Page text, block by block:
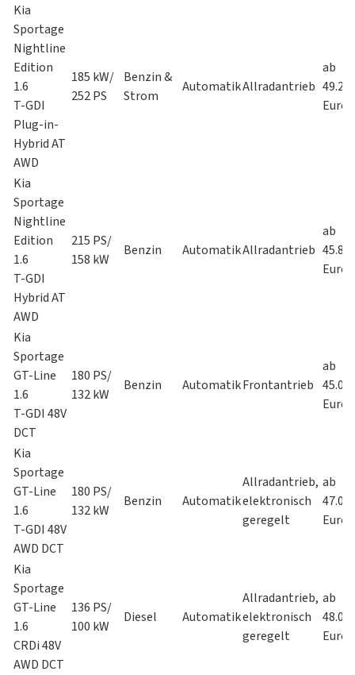
Kia
Sportage
Nightline
Edition
1.6
T-GDI
Plug-in-
Hybrid AT
AWD
185 kW/
252 PS
Benzin &
Strom
AutomatikAllradantrieb
ab
Euro
Kia
Sportage
Nightline
Edition
1.6
T-GDI
Hybrid AT
AWD
215 PS/
158 kW
Benzin AutomatikAllradantrieb
ab
Euro
Kia
Sportage
GT-Line
1.6
T-GDI 48V
DCT
180 PS/
132 kW
Benzin AutomatikFrontantrieb
ab
Euro
Kia
Sportage
GT-Line
1.6
T-GDI 48V
AWD DCT
180 PS/
132 kW
Benzin Automatik
Allradantrieb,
elektronisch
geregelt
ab
Euro
Kia
Sportage
GT-Line
1.6
CRDi 48V
AWD DCT
136 PS/
100 kW
Diesel Automatik
Allradantrieb,
elektronisch
geregelt
ab
Euro